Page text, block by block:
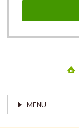
MENU